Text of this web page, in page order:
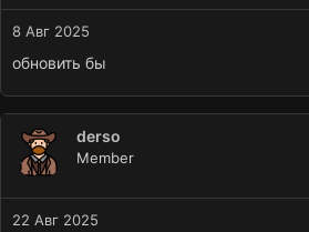
8 Авг 2025
обновить бы
derso
Member
22 Авг 2025